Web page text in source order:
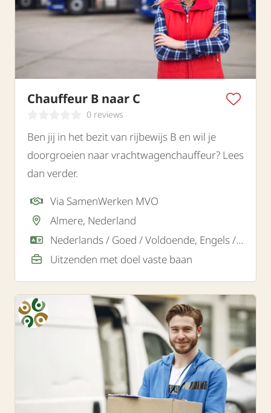
Chauffeur B naar C
0 reviews
Ben jij in het bezit van rijbewijs B en wil je
doorgroeien naar vrachtwagenchauffeur? Lees
dan verder.
Via SamenWerken MVO
Almere, Nederland
Nederlands / Goed / Voldoende, Engels / Goed
Uitzenden met doel vaste baan